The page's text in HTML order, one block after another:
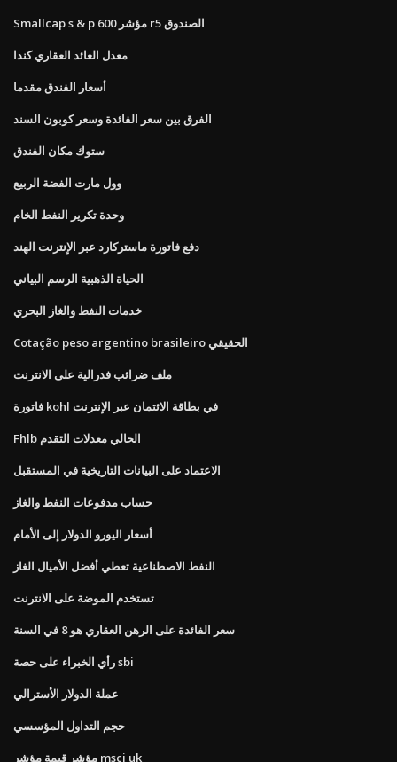
Smallcap s & p 600 مؤشر r5 الصندوق
معدل العائد العقاري كندا
أسعار الفندق مقدما
الفرق بين سعر الفائدة وسعر كوبون السند
ستوك مكان الفندق
وول مارت الفضة الربيع
وحدة تكرير النفط الخام
دفع فاتورة ماستركارد عبر الإنترنت الهند
الحياة الذهبية الرسم البياني
خدمات النفط والغاز البحري
Cotação peso argentino brasileiro الحقيقي
ملف ضرائب فدرالية على الانترنت
فاتورة kohl في بطاقة الائتمان عبر الإنترنت
Fhlb الحالي معدلات التقدم
الاعتماد على البيانات التاريخية في المستقبل
حساب مدفوعات النفط والغاز
أسعار اليورو الدولار إلى الأمام
النفط الاصطناعية تعطي أفضل الأميال الغاز
تستخدم الموضة على الانترنت
سعر الفائدة على الرهن العقاري هو 8 في السنة
رأي الخبراء على حصة sbi
عملة الدولار الأسترالي
حجم التداول المؤسسي
مؤشر قيمة مؤشر msci uk